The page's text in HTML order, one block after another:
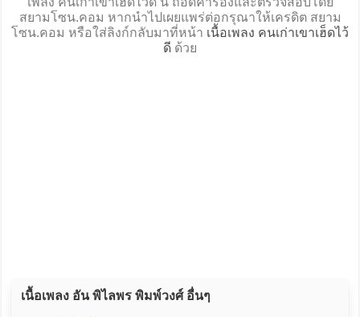
สยามโซน.คอม หากนำไปเผยแพร่ต่อกรุณาให้เครดิต สยาม
โซน.คอม หรือใส่ลิงก์กลับมาที่หน้า เนื้อเพลง คนเก่าเขาเฮ็ดไว้
ดี ด้วย
เนื้อเพลง อัน พิไลพร พิมพ์วงศ์ อื่นๆ